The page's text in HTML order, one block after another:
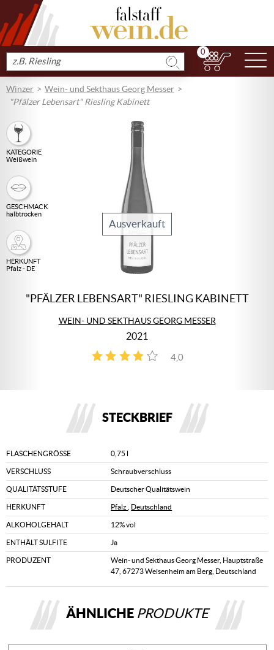
Produkt
suchen
0
Winzer
Wein- und Sekthaus Georg Messer
"Pfälzer Lebensart" Riesling Kabinett
KATEGORIE
Weißwein
GESCHMACK
halbtrocken
HERKUNFT
Pfalz - DE
Ausverkauft
"PFÄLZER LEBENSART" RIESLING KABINETT
WEIN- UND SEKTHAUS GEORG MESSER
2021
4,0
3
STECKBRIEF
FLASCHENGRÖSSE 0,75 l
VERSCHLUSS Schraubverschluss
QUALITÄTSSTUFE Deutscher Qualitätswein
HERKUNFT Pfalz Deutschland
ALKOHOLGEHALT 12% vol
ENTHÄLT SULFITE Ja
PRODUZENT
Wein- und Sekthaus Georg Messer, Hauptstraße
47, 67273 Weisenheim am Berg, Deutschland
ÄHNLICHE PRODUKTE